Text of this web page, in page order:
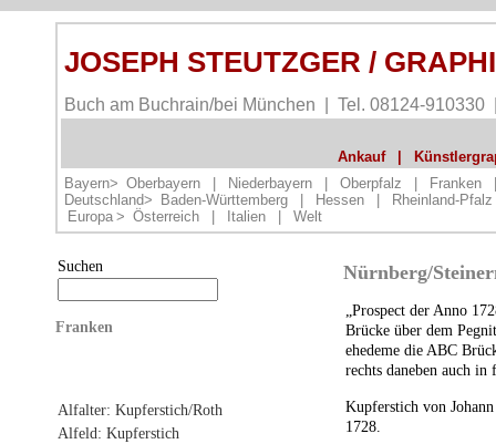
JOSEPH STEUTZGER /
Buch am Buchrain/bei München | Tel. 08124-
Ankauf
Bayern> Oberbayern Niederbayern Oberpfalz Franken
Deutschland>
Baden-Württemberg Hessen
Rheinland-Pfalz
Europa > Österreich Italien Welt
Suchen
Franken
Alfalter: Kupferstich/Roth
Alfeld: Kupferstich
Nürnberg/
„Prospect der Anno
Brücke über dem
ehedeme dieABC
rechts daneben auch in
Kupferstich von
1728.